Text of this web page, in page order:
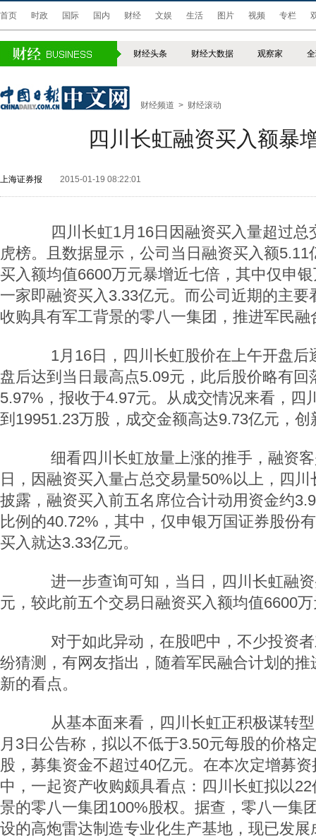
首页 时政 国际 国内 财经 文娱 生活 图片 视频 专栏
财经头条 财经大数据 观察家
财经频道 > 财经滚动
四川长虹融资买入额暴
上海证券报 2015-01-19 08:22:01
四川长虹1月16日因融资买入量超过总
虎榜。且数据显示，公司当日融资买入额5.11
买入额均值6600万元暴增近七倍，其中仅申
一家即融资买入3.33亿元。而公司近期的主要
收购具有军工背景的零八一集团，推进军民融
1月16日，四川长虹股价在上午开盘后
盘后达到当日最高点5.09元，此后股价略有回
5.97%，报收于4.97元。从成交情况来看，四
到19951.23万股，成交金额高达9.73亿元，
细看四川长虹放量上涨的推手，融资客
日，因融资买入量占总交易量50%以上，四
披露，融资买入前五名席位合计动用资金约
比例的40.72%，其中，仅申银万国证券股份
买入就达3.33亿元。
进一步查询可知，当日，四川长虹融资
元，较此前五个交易日融资买入额均值6600
对于如此异动，在股吧中，不少投资者
纷猜测，有网友指出，随着军民融合计划的
新的看点。
从基本面来看，四川长虹正积极谋转型
月3日公告称，拟以不低于3.50元每股的价格
股，募集资金不超过40亿元。在本次定增募
中，一起资产收购颇具看点：四川长虹拟以
景的零八一集团100%股权。据查，零八一集
设的高炮雷达制造专业化生产基地，现已发